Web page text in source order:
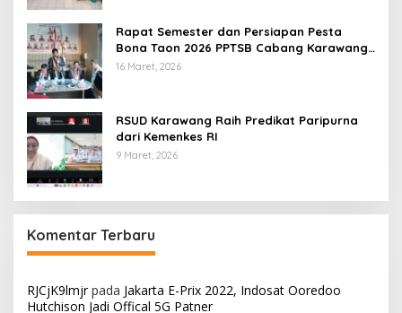
Rapat Semester dan Persiapan Pesta
Bona Taon 2026 PPTSB Cabang Karawang
Digelar
16 Maret, 2026
RSUD Karawang Raih Predikat Paripurna
dari Kemenkes RI
9 Maret, 2026
Komentar Terbaru
RJCjK9lmjrpada Jakarta E-Prix 2022, Indosat Ooredoo
Hutchison Jadi Offical 5G Patner